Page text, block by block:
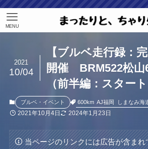
MENU
【ブルベ走行録：
開催 BRM522松山
（前半編：スター
2021
10/04
ブルベ・イベント 600km AJ福岡 しまなみ海
2021年10月4日 2024年1月23日
当ページのリンクには広告が含まれ